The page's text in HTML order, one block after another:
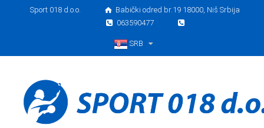
Sport 018 d.o.o.
Babički odred br.19 18000, Niš Srbija
063590477
SRB